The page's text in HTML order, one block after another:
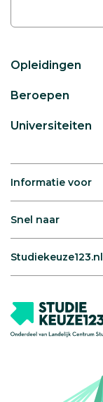
Opleidingen
Beroepen
Universiteiten
Informatie voor
Snel naar
Studiekeuze123.nl